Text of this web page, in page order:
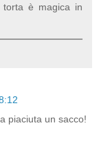
torta è magica in
piaciuta un sacco!